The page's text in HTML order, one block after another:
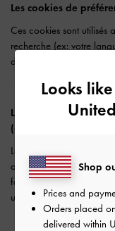
Les cookies de
Ces cookies sont utilisés
recherche (ex: votre
d’achat aussi agréable
Les cookies
(optionnel)
Les cookies d’analyse de
analyser les
fonctionnalités et votre
utilisés afin de vous
Looks
Shop
Prices and
Orders placed on
delivered within